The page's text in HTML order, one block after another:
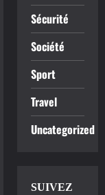
Sécurité
Société
Sport
Travel
Uncategorized
SUIVEZ